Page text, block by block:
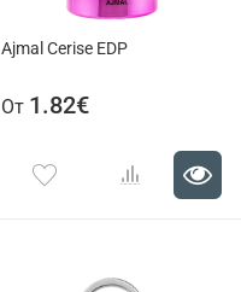
Ajmal Cerise EDP
От 1.82€